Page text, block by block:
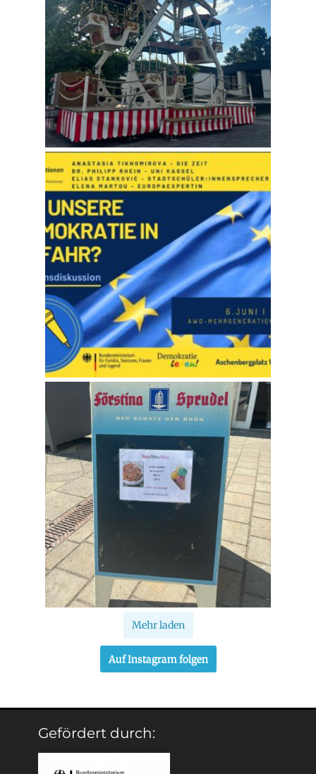
Mehr laden
Auf Instagram folgen
Gefördert durch: